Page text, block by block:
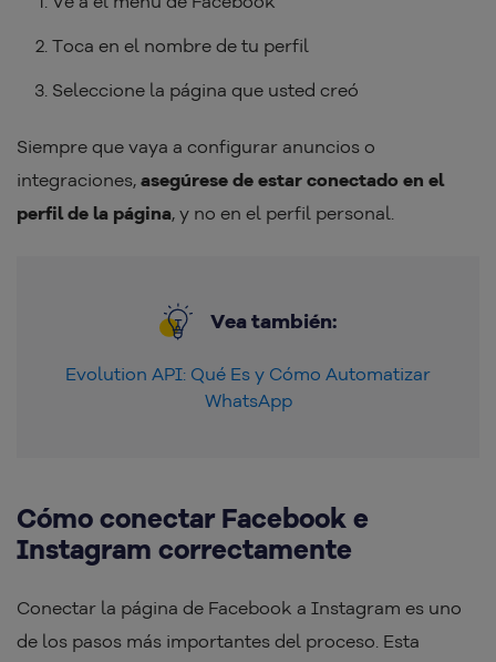
Toca en el nombre de tu perfil
Seleccione la página que usted creó
Siempre que vaya a configurar anuncios o
integraciones, asegúrese de estar conectado en el
perfil de la página, y no en el perfil personal.
Vea también:
Evolution API: Qué Es y Cómo Automatizar
WhatsApp
Cómo conectar Facebook e
Instagram correctamente
Conectar la página de Facebook a Instagram es uno
de los pasos más importantes del proceso. Esta